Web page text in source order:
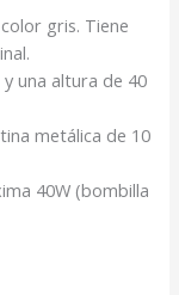
gris. Tiene
una altura de 40
metálica de 10
40W (bombilla